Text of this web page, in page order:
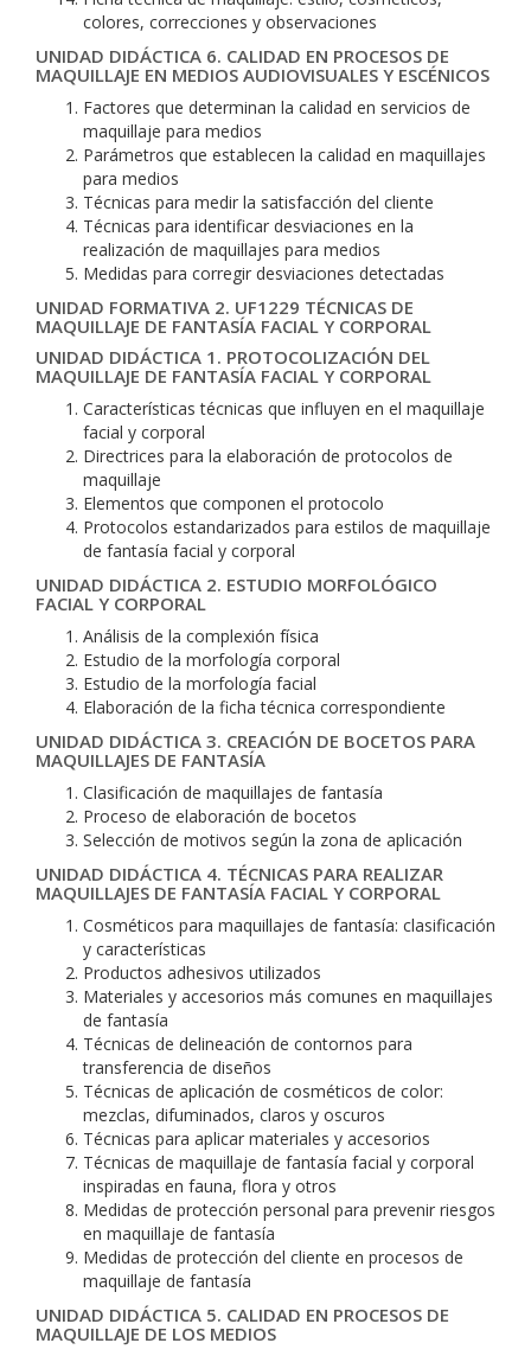
colores, correcciones y observaciones
UNIDAD DIDÁCTICA 6. CALIDAD EN PROCESOS DE
MAQUILLAJE EN MEDIOS AUDIOVISUALES Y ESCÉNICOS
Factores que determinan la calidad en servicios de
maquillaje para medios
Parámetros que establecen la calidad en maquillajes
para medios
Técnicas para medir la satisfacción del cliente
Técnicas para identificar desviaciones en la
realización de maquillajes para medios
Medidas para corregir desviaciones detectadas
UNIDAD FORMATIVA 2. UF1229 TÉCNICAS DE
MAQUILLAJE DE FANTASÍA FACIAL Y CORPORAL
UNIDAD DIDÁCTICA 1. PROTOCOLIZACIÓN DEL
MAQUILLAJE DE FANTASÍA FACIAL Y CORPORAL
Características técnicas que influyen en el maquillaje
facial y corporal
Directrices para la elaboración de protocolos de
maquillaje
Elementos que componen el protocolo
Protocolos estandarizados para estilos de maquillaje
de fantasía facial y corporal
UNIDAD DIDÁCTICA 2. ESTUDIO MORFOLÓGICO
FACIAL Y CORPORAL
Análisis de la complexión física
Estudio de la morfología corporal
Estudio de la morfología facial
Elaboración de la ficha técnica correspondiente
UNIDAD DIDÁCTICA 3. CREACIÓN DE BOCETOS PARA
MAQUILLAJES DE FANTASÍA
Clasificación de maquillajes de fantasía
Proceso de elaboración de bocetos
Selección de motivos según la zona de aplicación
UNIDAD DIDÁCTICA 4. TÉCNICAS PARA REALIZAR
MAQUILLAJES DE FANTASÍA FACIAL Y CORPORAL
Cosméticos para maquillajes de fantasía: clasificación
y características
Productos adhesivos utilizados
Materiales y accesorios más comunes en maquillajes
de fantasía
Técnicas de delineación de contornos para
transferencia de diseños
Técnicas de aplicación de cosméticos de color:
mezclas, difuminados, claros y oscuros
Técnicas para aplicar materiales y accesorios
Técnicas de maquillaje de fantasía facial y corporal
inspiradas en fauna, flora y otros
Medidas de protección personal para prevenir riesgos
en maquillaje de fantasía
Medidas de protección del cliente en procesos de
maquillaje de fantasía
UNIDAD DIDÁCTICA 5. CALIDAD EN PROCESOS DE
MAQUILLAJE DE LOS MEDIOS